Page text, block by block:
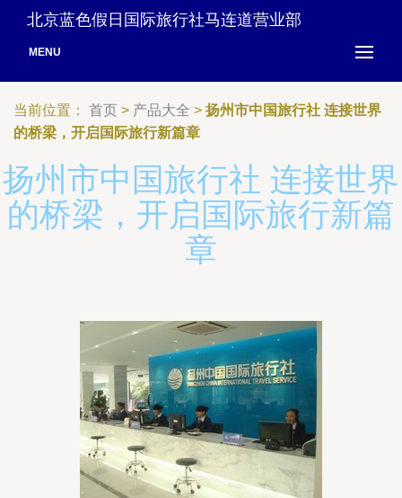
北京蓝色假日国际旅行社马连道营业部
MENU
当前位置： 首页 > 产品大全 > 扬州市中国旅行社 连接世界
的桥梁，开启国际旅行新篇章
扬州市中国旅行社 连接世界
的桥梁，开启国际旅行新篇
章